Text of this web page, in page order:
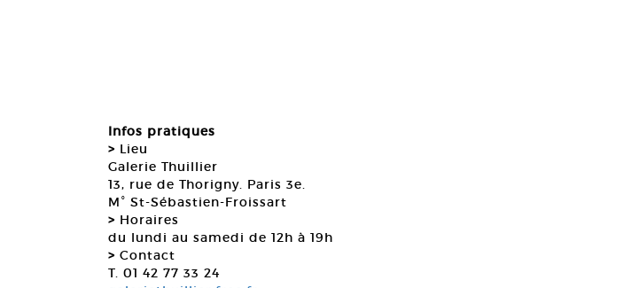
Infos pratiques
> Lieu
Galerie Thuillier
13, rue de Thorigny. Paris 3e.
M° St-Sébastien-Froissart
> Horaires
du lundi au samedi de 12h à 19h
> Contact
T. 01 42 77 33 24